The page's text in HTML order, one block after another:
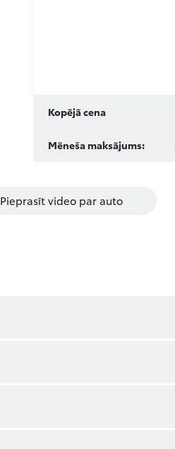
Kopējā cena
Mēneša maksājums:
Pieprasīt video par auto